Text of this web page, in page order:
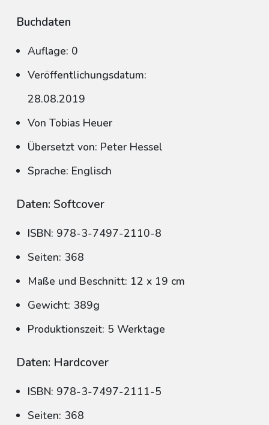
Buchdaten
Auflage: 0
Veröffentlichungsdatum:
28.08.2019
Von Tobias Heuer
Übersetzt von: Peter Hessel
Sprache: Englisch
Daten: Softcover
ISBN: 978-3-7497-2110-8
Seiten: 368
Maße und Beschnitt: 12 x 19 cm
Gewicht: 389g
Produktionszeit: 5 Werktage
Daten: Hardcover
ISBN: 978-3-7497-2111-5
Seiten: 368